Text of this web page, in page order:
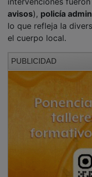
avisos),policía
lo que refleja la
el cuerpo local.